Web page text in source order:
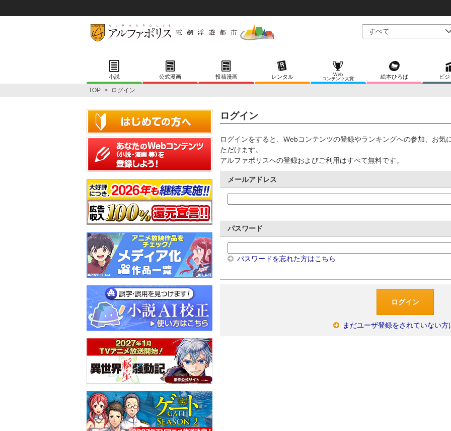
小説 公式漫画 投稿漫画 レンタル
Web
コンテンツ大賞
絵本ひろば ビ
TOP > ログイン
ログイン
ログインをすると、Webコンテンツの登録やランキングへの参加、お気
ただけます。
アルファポリスへの登録およびご利用はすべて無料です。
メールアドレス
パスワード
パスワードを忘れた方はこちら
まだユーザ登録をされていない方